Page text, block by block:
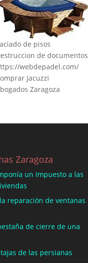
de pisos
de documentos
webdepadel.com/
Jacuzzi
Zaragoza
Zaragoza
un Impuesto a las
reparación de ventanas
de cierre de una
de las persianas